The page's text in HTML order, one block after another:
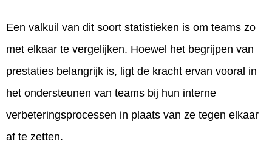
Een valkuil van dit soort statistieken is om teams zo
met elkaar te vergelijken. Hoewel het begrijpen van
prestaties belangrijk is, ligt de kracht ervan vooral in
het ondersteunen van teams bij hun interne
verbeteringsprocessen in plaats van ze tegen elkaar
af te zetten.